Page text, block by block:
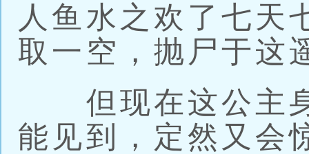
人鱼水之欢了七天
取一空，抛尸于这
但现在这公主身
能见到，定然又会